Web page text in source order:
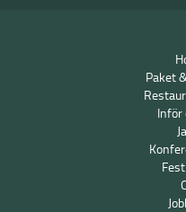
Paket
Inför